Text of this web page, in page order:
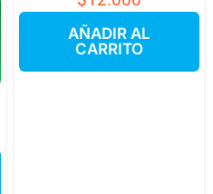
AÑADIR AL
CARRITO